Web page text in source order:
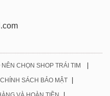
NÊN CHỌN SHOP TRÁI TIM |
CHÍNH SÁCH BẢO MẬT |